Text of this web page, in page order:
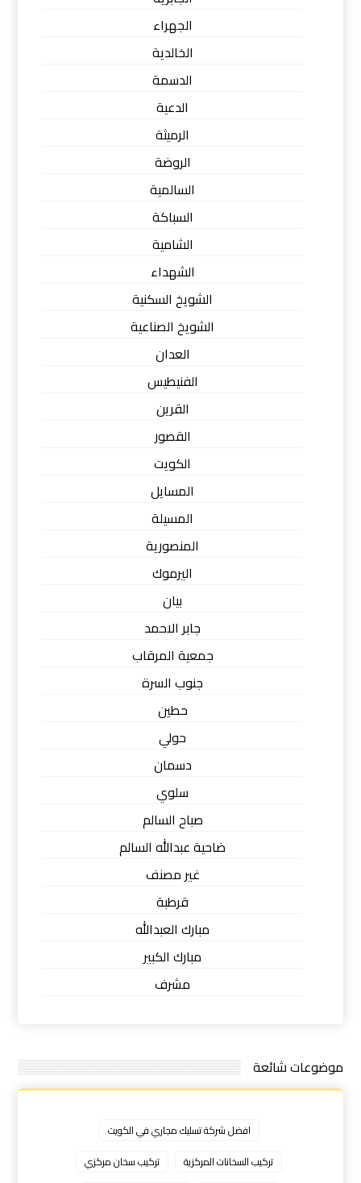
الجهراء
الخالدية
الدسمة
الدعية
الرميثة
الروضة
السالمية
السباكة
الشامية
الشهداء
الشويخ السكنية
الشويخ الصناعية
العدان
الفنيطيس
القرين
القصور
الكويت
المسايل
المسيلة
المنصورية
اليرموك
بيان
جابر الاحمد
جمعية المرقاب
جنوب السرة
حطين
حولي
دسمان
سلوي
صباح السالم
ضاحية عبدالله السالم
غير مصنف
قرطبة
مبارك العبدالله
مبارك الكبير
مشرف
موضوعات شائعة
افضل شركة تسليك مجاري في الكويت
تركيب السخانات المركزية
تركيب سخان مركزي